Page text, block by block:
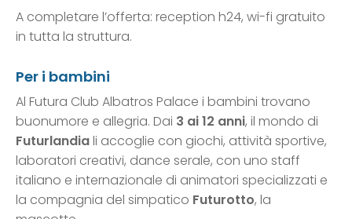
A completare l’offerta: reception h24, wi-fi gratuito
in tutta la struttura.
Per i bambini
Al Futura Club Albatros Palace i bambini trovano
buonumore e allegria. Dai 3 ai 12 anni, il mondo di
Futurlandiali accoglie con giochi, attività sportive,
laboratori creativi, dance serale, con uno staff
italiano e internazionale di animatori specializzati e
la compagnia del simpatico Futurotto, la